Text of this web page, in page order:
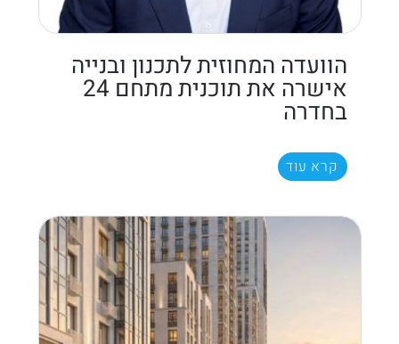
הוועדה המחוזית לתכנון ובנייה
אישרה את תוכנית מתחם 24
בחדרה
קרא עוד